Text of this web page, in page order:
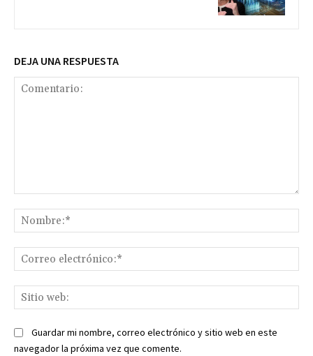
DEJA UNA RESPUESTA
Guardar mi nombre, correo electrónico y sitio web en este
navegador la próxima vez que comente.